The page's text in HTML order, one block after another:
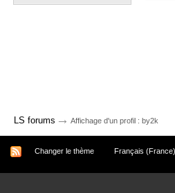
LS forums → Affichage d'un profil : by2k
Changer le thème Français